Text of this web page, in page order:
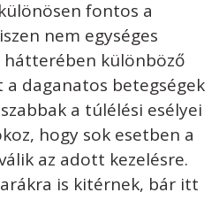
fontos a
nem egységes
hátterében különböző
daganatos betegségek
a túlélési esélyei
hogy sok esetben a
az adott kezelésre.
is kitérnek, bár itt